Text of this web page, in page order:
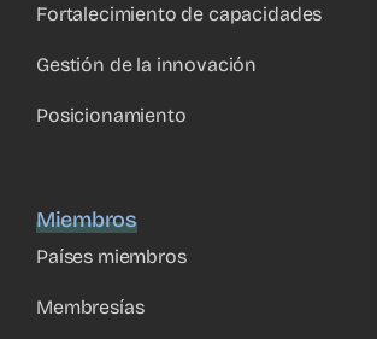
Fortalecimiento de capacidades
Gestión de la innovación
Posicionamiento
Miembros
Países miembros
Membresías